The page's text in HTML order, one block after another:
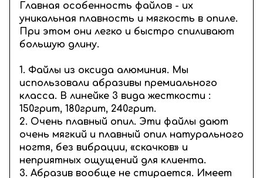
Главная особенность файлов - их
уникальная плавность и мягкость в опиле.
При этом они легко и быстро спиливают
большую длину.
1. Файлы из оксида алюминия. Мы
использовали абразивы премиального
класса. В линейке 3 вида жесткости :
150грит, 180грит, 240грит.
2. Очень плавный опил. Эти файлы дают
очень мягкий и плавный опил натурального
ногтя, без вибрации, «скачков» и
неприятных ощущений для клиента.
3. Абразив вообще не стирается. Имеет